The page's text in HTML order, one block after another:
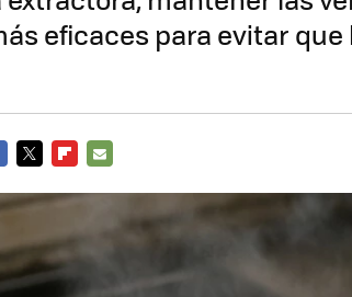
eficaces para evitar que